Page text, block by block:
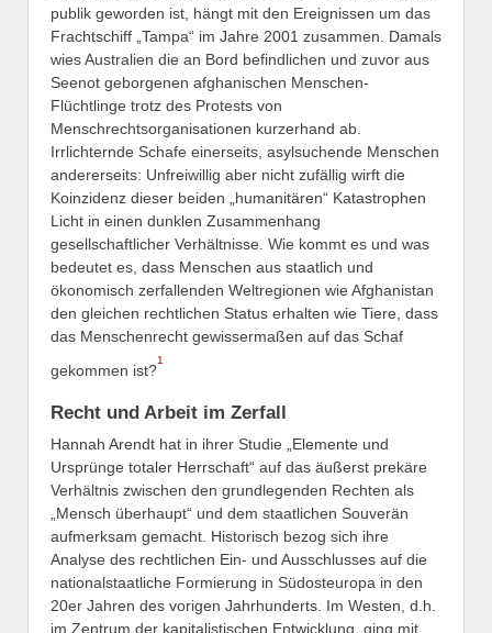
publik geworden ist, hängt mit den Ereignissen um das
Frachtschiff „Tampa“ im Jahre 2001 zusammen. Damals
wies Australien die an Bord befindlichen und zuvor aus
Seenot geborgenen afghanischen Menschen-
Flüchtlinge trotz des Protests von
Menschrechtsorganisationen kurzerhand ab.
Irrlichternde Schafe einerseits, asylsuchende Menschen
andererseits: Unfreiwillig aber nicht zufällig wirft die
Koinzidenz dieser beiden „humanitären“ Katastrophen
Licht in einen dunklen Zusammenhang
gesellschaftlicher Verhältnisse. Wie kommt es und was
bedeutet es, dass Menschen aus staatlich und
ökonomisch zerfallenden Weltregionen wie Afghanistan
den gleichen rechtlichen Status erhalten wie Tiere, dass
das Menschenrecht gewissermaßen auf das Schaf
gekommen ist?
1
Recht und Arbeit im Zerfall
Hannah Arendt hat in ihrer Studie „Elemente und
Ursprünge totaler Herrschaft“ auf das äußerst prekäre
Verhältnis zwischen den grundlegenden Rechten als
„Mensch überhaupt“ und dem staatlichen Souverän
aufmerksam gemacht. Historisch bezog sich ihre
Analyse des rechtlichen Ein- und Ausschlusses auf die
nationalstaatliche Formierung in Südosteuropa in den
20er Jahren des vorigen Jahrhunderts. Im Westen, d.h.
im Zentrum der kapitalistischen Entwicklung, ging mit